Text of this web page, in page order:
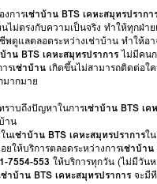
การเช่าบ้าน BTS เคหะสมุทรปรากา
ม่ตรงกับความเป็นจริง ทำให้ทุกฝ่าย
ดูแลตลอดระหว่างเช่าบ้าน ทำให้อา
าน BTS เคหะสมุทรปราการไม่มีคนก
รเช่าบ้าน เกิดขึ้นไม่สามารถติดต่อใ
ากมาย
ราบถึงปัญหาในการเช่าบ้าน BTS เค
าน
นเช่าบ้าน BTS เคหะสมุทรปราการใ
ให้บริการตลอดระหว่างการเช่าบ้าน
7554-553 ให้บริการทุกวัน (ไม่มีวัน
ช่าบ้าน BTS เคหะสมุทรปราการ จะมี